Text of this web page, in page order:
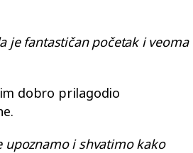
je fantastičan početak i veoma
dobro prilagodio
upoznamo i shvatimo kako